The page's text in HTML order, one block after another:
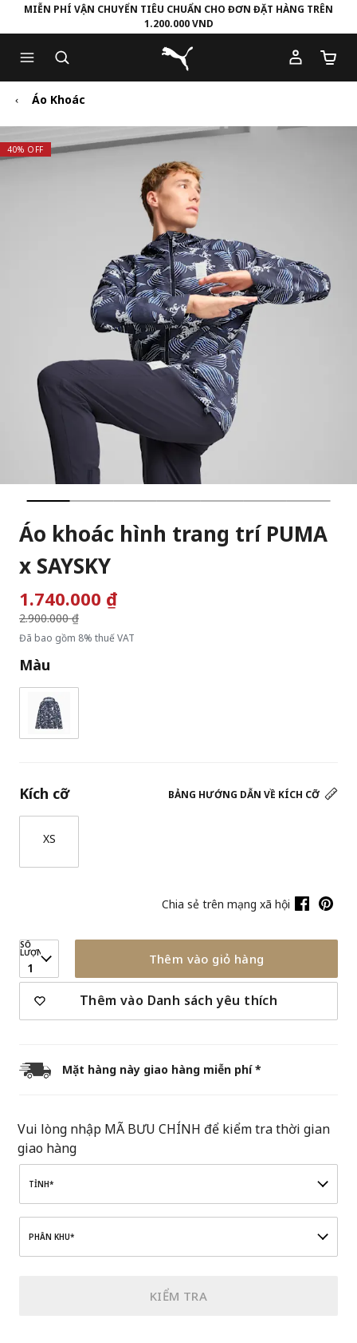
to
Main
content
to
Footer
Content
MIỄN PHÍ VẬN CHUYỂN TIÊU CHUẨN CHO ĐƠN ĐẶT HÀNG TRÊN
1.200.000 VND
Puma Trang chủ
Số
Áo Khoác
40% OFF
Áo khoác hình trang trí PUMA
x SAYSKY
1.740.000 ₫Giá giảm từ
2.900.000 ₫
đến
Đã bao gồm 8% thuế VAT
Màu
BẢNG HƯỚNG DẪN VỀ KÍCH CỠ
Kích cỡ
XS
Chia sẻ trên mạng xã hội
SỐ
LƯỢNG
1
Thêm vào giỏ hàng
Thêm vào Danh sách yêu thích
Mặt hàng này giao hàng miễn phí *
Vui lòng nhập MÃ BƯU CHÍNH để kiểm tra thời gian
giao hàng
TỈNH*
PHÂN KHU*
KIỂM TRA